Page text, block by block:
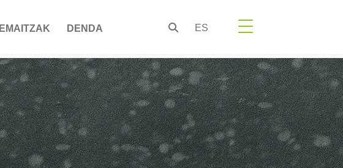
EMAITZAK DENDA ES